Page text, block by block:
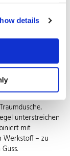
details
begründet die
Als filigrane
Hygiene
in den
mit
ermöglicht bei
ebenso
unterstreichen
mit
Werkstoff – zu